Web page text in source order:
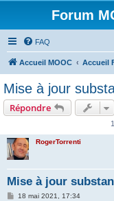
Forum
FAQ
Accueil MOOC Accueil
Mise à jour
Répondre
RogerTorrenti
Mise à jour
M18 mai 2021, 17:34